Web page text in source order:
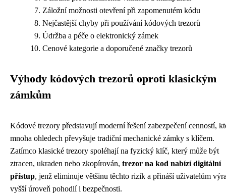
Záložní možnosti otevření při zapomenutém kódu
Nejčastější chyby při používání kódových trezorů
Údržba a péče o elektronický zámek
Cenové kategorie a doporučené značky trezorů
Výhody kódových trezorů oproti klasickým
zámkům
Kódové trezory představují moderní řešení zabezpečení cenností,
mnoha ohledech převyšuje tradiční mechanické zámky s klíčem.
Zatímco klasické trezory spoléhají na fyzický klíč, který může být
ztracen, ukraden nebo zkopírován, trezor na kod nabízí digitální
přístup, jenž eliminuje většinu těchto rizik a přináší uživatelům
vyšší úroveň pohodlí i bezpečnosti.